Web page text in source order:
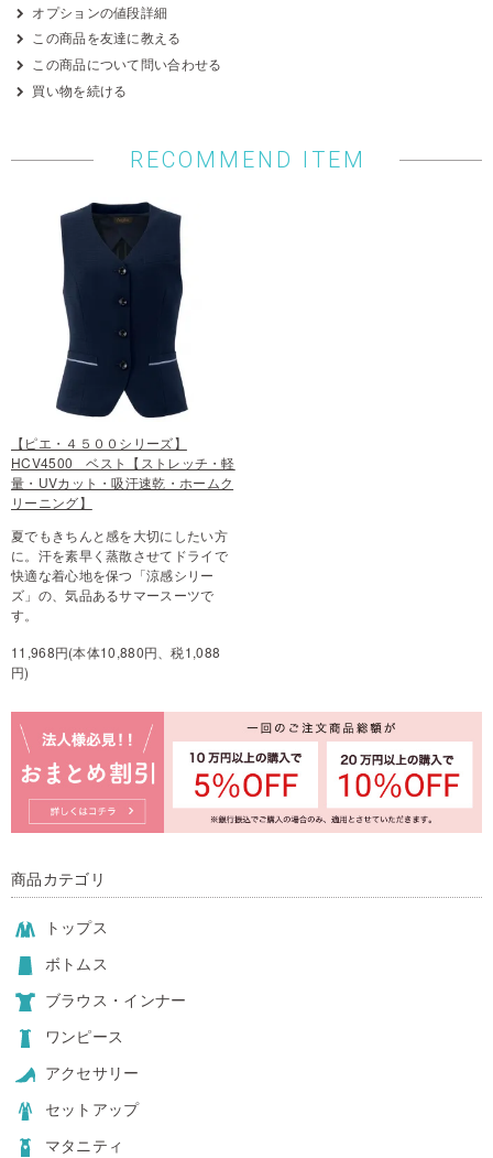
オプションの値段詳細
この商品を友達に教える
この商品について問い合わせる
買い物を続ける
RECOMMEND ITEM
【ピエ・４５００シリーズ】
HCV4500 ベスト【ストレッチ・軽
量・UVカット・吸汗速乾・ホームク
リーニング】
夏でもきちんと感を大切にしたい方
に。汗を素早く蒸散させてドライで
快適な着心地を保つ「涼感シリー
ズ」の、気品あるサマースーツで
す。
11,968円(本体10,880円、税1,088
円)
商品カテゴリ
トップス
ボトムス
ブラウス・インナー
ワンピース
アクセサリー
セットアップ
マタニティ